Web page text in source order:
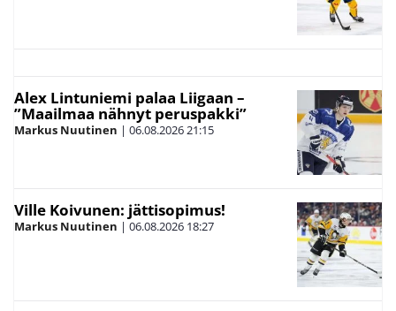
Alex Lintuniemi palaa Liigaan –
”Maailmaa nähnyt peruspakki”
Markus Nuutinen | 06.08.202621:15
Ville Koivunen: jättisopimus!
Markus Nuutinen | 06.08.2026 18:27